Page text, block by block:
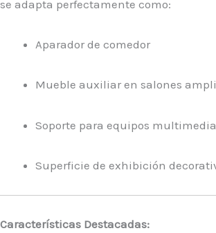
se adapta perfectamente como:
Aparador de comedor
Mueble auxiliar en salones
Soporte para equipos multimedia
Superficie de exhibición
Características Destacadas: